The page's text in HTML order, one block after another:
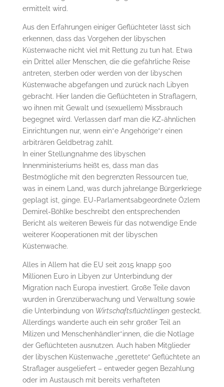
ermittelt wird.
Aus den Erfahrungen einiger Geflüchteter lässt sich
erkennen, dass das Vorgehen der libyschen
Küstenwache nicht viel mit Rettung zu tun hat. Etwa
ein Drittel aller Menschen, die die gefährliche Reise
antreten, sterben oder werden von der libyschen
Küstenwache abgefangen und zurück nach Libyen
gebracht. Hier landen die Geflüchteten in Straflagern,
wo ihnen mit Gewalt und (sexuellem) Missbrauch
begegnet wird. Verlassen darf man die KZ-ähnlichen
Einrichtungen nur, wenn ein*e Angehörige*r einen
arbiträren Geldbetrag zahlt.
In einer Stellungnahme des libyschen
Innenministeriums heißt es, dass man das
Bestmögliche mit den begrenzten Ressourcen tue,
was in einem Land, was durch jahrelange Bürgerkriege
geplagt ist, ginge. EU-Parlamentsabgeordnete Özlem
Demirel-Böhlke beschreibt den entsprechenden
Bericht als weiteren Beweis für das notwendige Ende
weiterer Kooperationen mit der libyschen
Küstenwache.
Alles in Allem hat die EU seit 2015 knapp 500
Millionen Euro in Libyen zur Unterbindung der
Migration nach Europa investiert. Große Teile davon
wurden in Grenzüberwachung und Verwaltung sowie
die Unterbindung von Wirtschaftsflüchtlingen gesteckt.
Allerdings wanderte auch ein sehr großer Teil an
Milizen und Menschenhändler*innen, die die Notlage
der Geflüchteten ausnutzen. Auch haben Mitglieder
der libyschen Küstenwache „gerettete“ Geflüchtete an
Straflager ausgeliefert – entweder gegen Bezahlung
oder im Austausch mit bereits verhafteten